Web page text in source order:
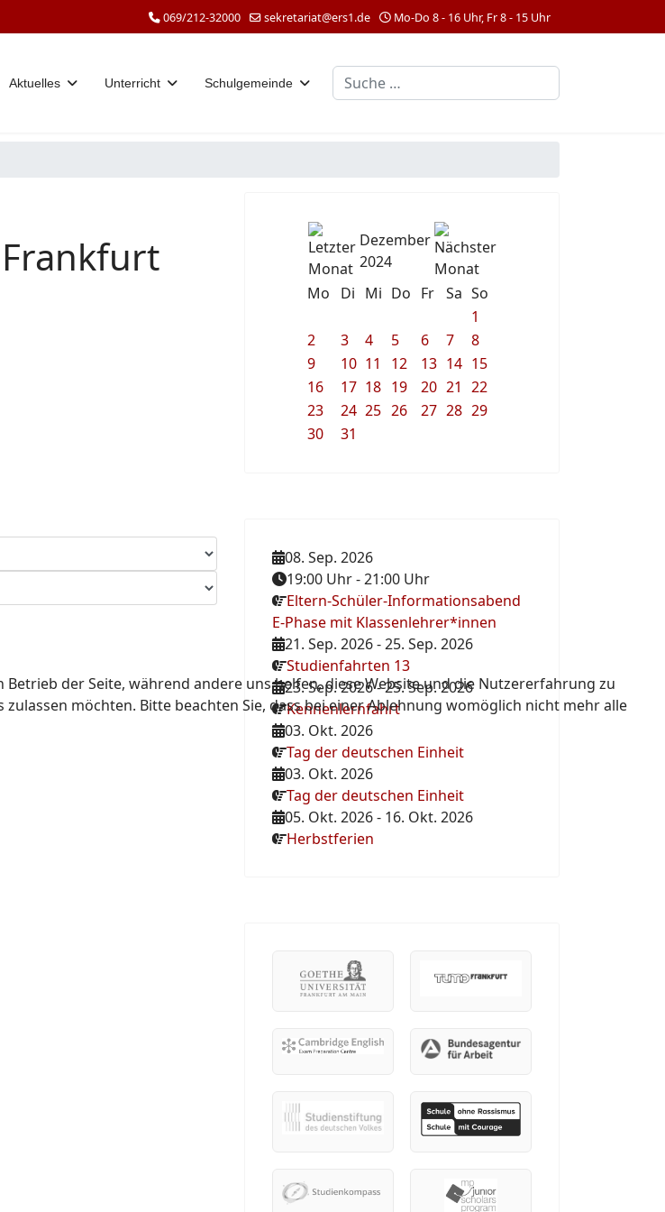
069/212-32000 sekretariat@ers1.de Mo-Do 8 - 16 Uhr, Fr 8 - 15 Uhr
Aktuelles Unterricht Schulgemeinde Suchen
Dezember
2024
Mo
Di Mi Do Fr Sa So
1
2
3 4 5 6 7
8
9
10 11 12 13 14 15
16
17 18 19 20 21 22
23
24 25 26 27 28 29
30
31
08. Sep. 2026
19:00 Uhr-21:00 Uhr
Eltern-Schüler-Informationsabend
E-Phase mit Klassenlehrer*innen
21. Sep. 2026-25. Sep. 2026
Studienfahrten 13
23. Sep. 2026-25. Sep. 2026
Kennenlernfahrt
03. Okt. 2026
Tag der deutschen Einheit
03. Okt. 2026
Tag der deutschen Einheit
05. Okt. 2026- 16. Okt. 2026
Herbstferien
der Seite, während andere uns helfen, diese Website und die Nutzererfahrung zu
möchten. Bitte beachten Sie, dass bei einer Ablehnung womöglich nicht mehr alle